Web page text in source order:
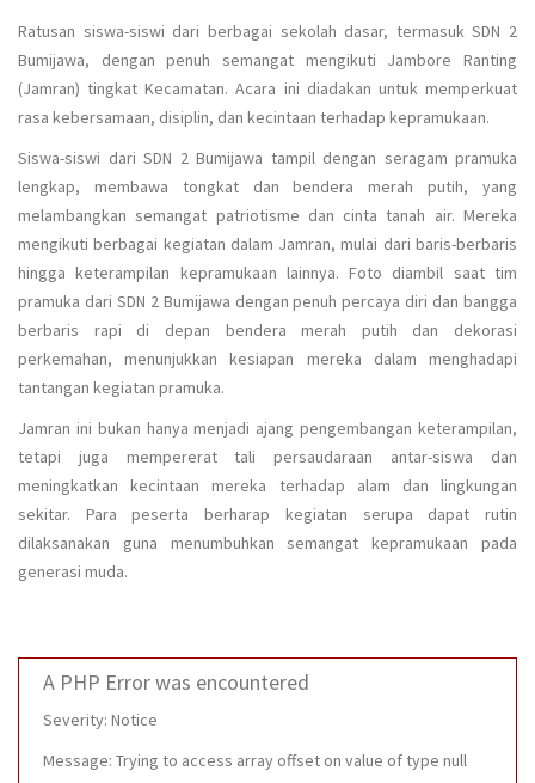
Ratusan siswa-siswi dari berbagai sekolah dasar, termasuk SDN 2
Bumijawa, dengan penuh semangat mengikuti Jambore Ranting
(Jamran) tingkat Kecamatan. Acara ini diadakan untuk memperkuat
rasa kebersamaan, disiplin, dan kecintaan terhadap kepramukaan.
Siswa-siswi dari SDN 2 Bumijawa tampil dengan seragam pramuka
lengkap, membawa tongkat dan bendera merah putih, yang
melambangkan semangat patriotisme dan cinta tanah air. Mereka
mengikuti berbagai kegiatan dalam Jamran, mulai dari baris-berbaris
hingga keterampilan kepramukaan lainnya. Foto diambil saat tim
pramuka dari SDN 2 Bumijawa dengan penuh percaya diri dan bangga
berbaris rapi di depan bendera merah putih dan dekorasi
perkemahan, menunjukkan kesiapan mereka dalam menghadapi
tantangan kegiatan pramuka.
Jamran ini bukan hanya menjadi ajang pengembangan keterampilan,
tetapi juga mempererat tali persaudaraan antar-siswa dan
meningkatkan kecintaan mereka terhadap alam dan lingkungan
sekitar. Para peserta berharap kegiatan serupa dapat rutin
dilaksanakan guna menumbuhkan semangat kepramukaan pada
generasi muda.
A PHP Error was encountered
Severity: Notice
Message: Trying to access array offset on value of type null